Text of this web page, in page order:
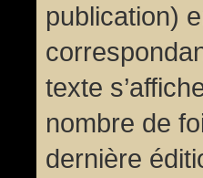
publication)
texte
nombre de
dernière